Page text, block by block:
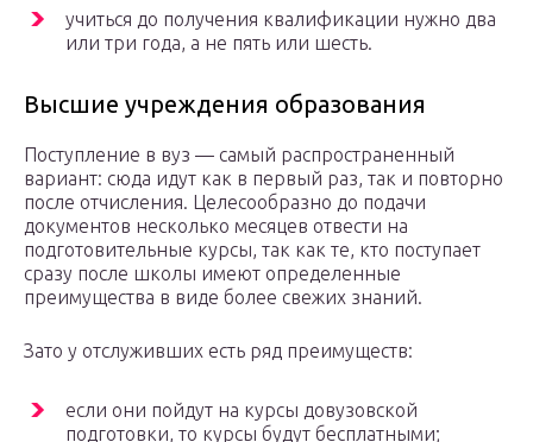
учиться до получения квалификации нужно два
или три года, а не пять или шесть.
Высшие учреждения образования
Поступление в вуз — самый распространенный
вариант: сюда идут как в первый раз, так и повторно
после отчисления. Целесообразно до подачи
документов несколько месяцев отвести на
подготовительные курсы, так как те, кто поступает
сразу после школы имеют определенные
преимущества в виде более свежих знаний.
Зато у отслуживших есть ряд преимуществ:
если они пойдут на курсы довузовской
подготовки, то курсы будут бесплатными;